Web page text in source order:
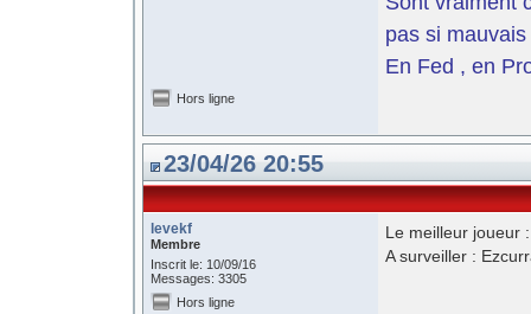
pas si
En Fed , en
Hors ligne
23/04/26 20:55
levekf
Membre
Inscrit le: 10/09/16
Messages: 3305
Le meilleur joueur
A surveiller :
Hors ligne